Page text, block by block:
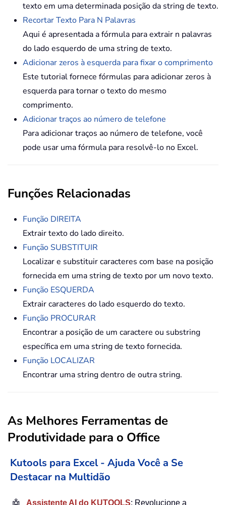
texto em uma determinada posição da string de texto.
Recortar Texto Para N Palavras
Aqui é apresentada a fórmula para extrair n palavras
do lado esquerdo de uma string de texto.
Adicionar zeros à esquerda para fixar o comprimento
Este tutorial fornece fórmulas para adicionar zeros à
esquerda para tornar o texto do mesmo
comprimento.
Adicionar traços ao número de telefone
Para adicionar traços ao número de telefone, você
pode usar uma fórmula para resolvê-lo no Excel.
Funções Relacionadas
Função DIREITA
Extrair texto do lado direito.
Função SUBSTITUIR
Localizar e substituir caracteres com base na posição
fornecida em uma string de texto por um novo texto.
Função ESQUERDA
Extrair caracteres do lado esquerdo do texto.
Função PROCURAR
Encontrar a posição de um caractere ou substring
específica em uma string de texto fornecida.
Função LOCALIZAR
Encontrar uma string dentro de outra string.
As Melhores Ferramentas de
Produtividade para o Office
Kutools para Excel - Ajuda Você a Se
Destacar na Multidão
Assistente AI do KUTOOLS: Revolucione a